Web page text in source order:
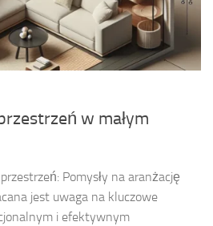
w małym
Pomysły na aranżację
jest uwaga na kluczowe
i efektywnym